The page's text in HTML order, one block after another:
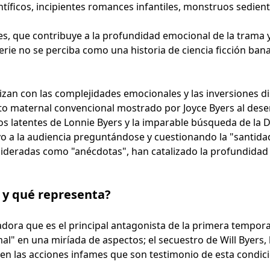
incipientes romances infantiles, monstruos
que contribuye a la profundidad emocional de la trama
no se perciba como una historia de ciencia ficción
con las complejidades emocionales y las inversiones
maternal convencional mostrado por Joyce Byers al
latentes de Lonnie Byers y la imparable búsqueda de la
a la audiencia preguntándose y cuestionando la
como "anécdotas", han catalizado la
qué representa?
que es el principal antagonista de la primera
en una miríada de aspectos; el secuestro de Will
las acciones infames que son testimonio de esta